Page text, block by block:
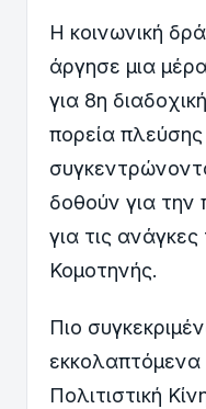
Η κοινωνική
άργησε μια
για 8η
πορεία
δοθούν για την
για τις
Κομοτηνής.
Πιο
Πολιτιστική